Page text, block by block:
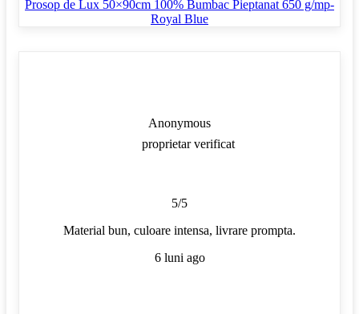
Prosop de Lux 50×90cm 100% Bumbac Pieptanat 650 g/mp-
Royal Blue
Anonymous
proprietar verificat
5/5
Material bun, culoare intensa, livrare prompta.
6 luni ago